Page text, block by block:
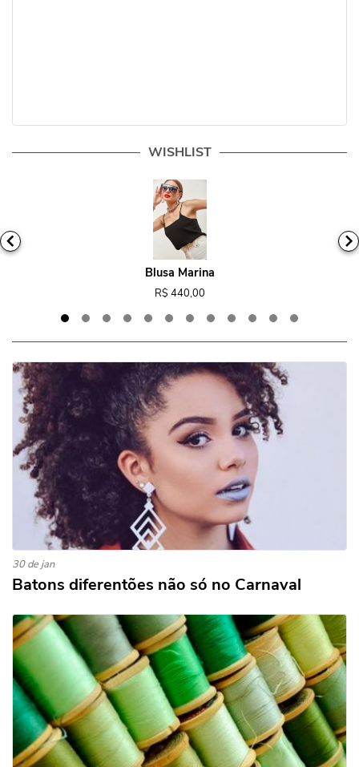
WISHLIST
Blusa Marina
R$ 440,00
30 de jan
Batons diferentões não só no Carnaval